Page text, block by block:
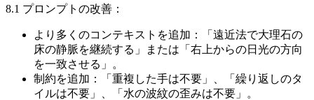
8.1 プロンプトの改善：
より多くのコンテキストを追加：「遠近法で大理石の
床の静脈を継続する」または「右上からの日光の方向
を一致させる」。
制約を追加：「重複した手は不要」、「繰り返しのタ
イルは不要」、「水の波紋の歪みは不要」。